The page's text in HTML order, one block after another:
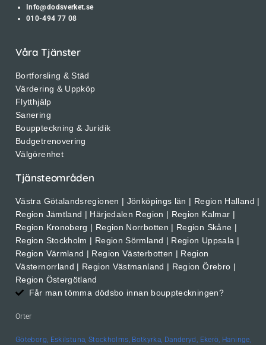
Info@dodsverket.se
010-494 77 08
Våra Tjänster
Bortforsling & Städ
Värdering & Uppköp
Flytthjälp
Sanering
Bouppteckning & Juridik
Budgetrenovering
Välgörenhet
Tjänsteområden
Västra Götalandsregionen | Jönköpings län | Region Halland |
Region Jämtland | Härjedalen Region | Region Kalmar |
Region Kronoberg | Region Norrbotten | Region Skåne |
Region Stockholm | Region Sörmland | Region Uppsala |
Region Värmland | Region Västerbotten | Region
Västernorrland | Region Västmanland | Region Örebro |
Region Östergötland
Får man tömma dödsbo innan bouppteckningen?
Orter
Göteborg, Eskilstuna, Stockholms, Botkyrka, Danderyd, Ekerö, Haninge,